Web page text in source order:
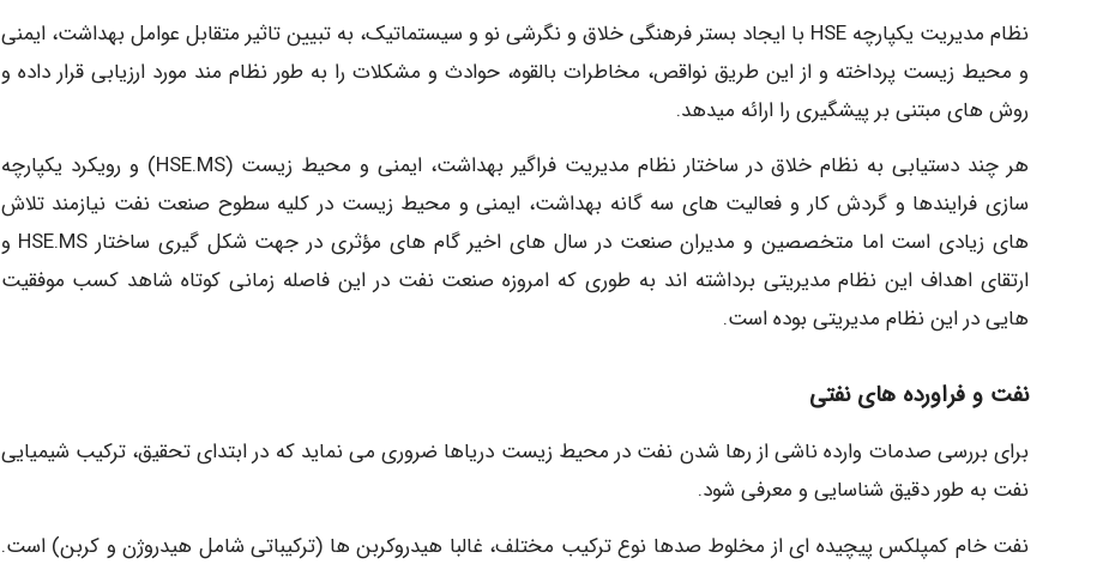
نظام مدیریت یکپارچه HSE با ایجاد بستر فرهنگی خلاق و نگرشی نو و سیستماتیک، به تبیین تاثیر متقابل عوامل بهداشت، ایمنی
و محیط زیست پرداخته و از این طریق نواقص، مخاطرات بالقوه، حوادث و مشکلات را به طور نظام مند مورد ارزیابی قرار داده و
روش های مبتنی بر پیشگیری را ارائه میدهد.
هر چند دستیابی به نظام خلاق در ساختار نظام مدیریت فراگیر بهداشت، ایمنی و محیط زیست (HSE.MS) و رویکرد یکپارچه
سازی فرایندها و گردش کار و فعالیت های سه گانه بهداشت، ایمنی و محیط زیست در کلیه سطوح صنعت نفت نیازمند تلاش
های زیادی است اما متخصصین و مدیران صنعت در سال های اخیر گام های مؤثری در جهت شکل گیری ساختار HSE.MS و
ارتقای اهداف این نظام مدیریتی برداشته اند به طوری که امروزه صنعت نفت در این فاصله زمانی کوتاه شاهد کسب موفقیت
هایی در این نظام مدیریتی بوده است.
نفت و فراورده های نفتی
برای بررسی صدمات وارده ناشی از رها شدن نفت در محیط زیست دریاها ضروری می نماید که در ابتدای تحقیق، ترکیب شیمیایی
نفت به طور دقیق شناسایی و معرفی شود.
نفت خام کمپلکس پیچیده ای از مخلوط صدها نوع ترکیب مختلف، غالبا هیدروکربن ها (ترکیباتی شامل هیدروژن و کربن) است.